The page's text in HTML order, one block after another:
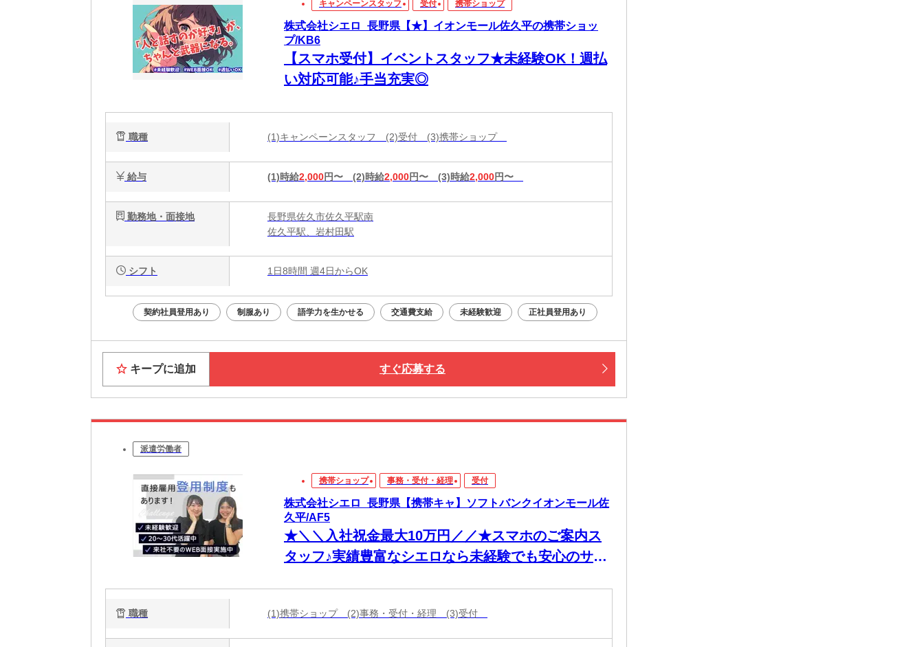
キャンペーンスタッフ 受付 携帯ショップ
株式会社シエロ_長野県【★】イオンモール佐久平の携帯ショッ
プ/KB6
【スマホ受付】イベントスタッフ★未経験OK！週払
い対応可能♪手当充実◎
職種 (1)キャンペーンスタッフ (2)受付 (3)携帯ショップ
給与 (1)時給2,000円〜 (2)時給2,000円〜 (3)時給2,000円〜
勤務地・面接地
長野県佐久市佐久平駅南
佐久平駅、岩村田駅
シフト 1日8時間 週4日からOK
契約社員登用あり 制服あり 語学力を生かせる 交通費支給 未経験歓迎 正社員登用あり
キープに追加 すぐ応募する
派遣労働者
携帯ショップ 事務・受付・経理 受付
株式会社シエロ_長野県【携帯キャ】ソフトバンクイオンモール佐
久平/AF5
★＼＼入社祝金最大10万円／／★スマホのご案内ス
タッフ♪実績豊富なシエロなら未経験でも安心のサポ
職種 (1)携帯ショップ (2)事務・受付・経理 (3)受付